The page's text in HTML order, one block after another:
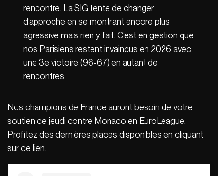
rencontre. La SIG tente de changer
d’approche en se montrant encore plus
agressive mais rien y fait. C’est en gestion que
nos Parisiens restent invaincus en 2026 avec
une 3e victoire (96-67) en autant de
rencontres.
Nos champions de France auront besoin de votre
soutien ce jeudi contre Monaco en EuroLeague.
Profitez des dernières places disponibles en cliquant
sur ce lien